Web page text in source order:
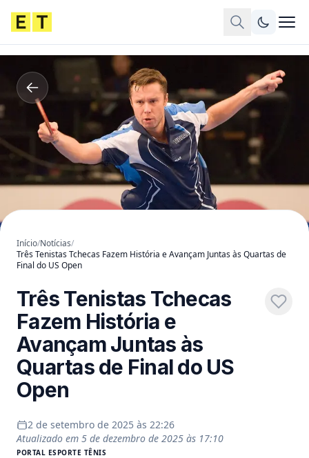
Início/Notícias/
Três Tenistas Tchecas Fazem História e Avançam Juntas às Quartas de
Final do US Open
Três Tenistas Tchecas
Fazem História e
Avançam Juntas às
Quartas de Final do US
Open
2 de setembro de 2025 às 22:26
Atualizado em 5 de dezembro de 2025 às 17:10
PORTAL ESPORTE TÊNIS